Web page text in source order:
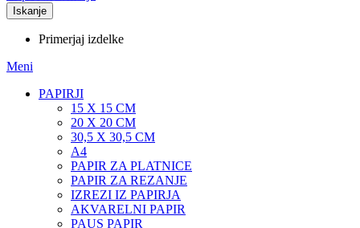
Iskanje
Primerjaj izdelke
Meni
PAPIRJI
15 X 15 CM
20 X 20 CM
30,5 X 30,5 CM
A4
PAPIR ZA PLATNICE
PAPIR ZA REZANJE
IZREZI IZ PAPIRJA
AKVARELNI PAPIR
PAUS PAPIR